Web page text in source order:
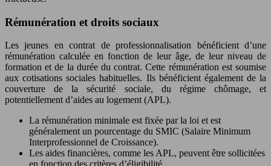
Rémunération et droits sociaux
Les jeunes en contrat de professionnalisation bénéficient d’une
rémunération calculée en fonction de leur âge, de leur niveau de
formation et de la durée du contrat. Cette rémunération est soumise
aux cotisations sociales habituelles. Ils bénéficient également de la
couverture de la sécurité sociale, du régime chômage, et
potentiellement d’aides au logement (APL).
La rémunération minimale est fixée par la loi et est
généralement un pourcentage du SMIC (Salaire Minimum
Interprofessionnel de Croissance).
Les aides financières, comme les APL, peuvent être sollicitées